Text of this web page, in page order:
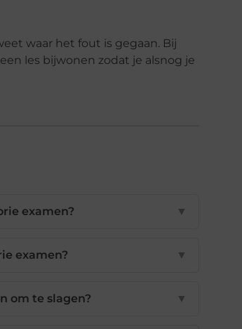
waar het fout is gegaan. Bij
les bijwonen zodat je alsnog je
examen? ▼
examen? ▼
om te slagen? ▼